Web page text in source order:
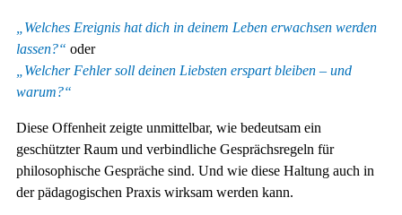
„Welches Ereignis hat dich in deinem Leben erwachsen werden
lassen?“ oder
„Welcher Fehler soll deinen Liebsten erspart bleiben – und
warum?“
Diese Offenheit zeigte unmittelbar, wie bedeutsam ein
geschützter Raum und verbindliche Gesprächsregeln für
philosophische Gespräche sind. Und wie diese Haltung auch in
der pädagogischen Praxis wirksam werden kann.